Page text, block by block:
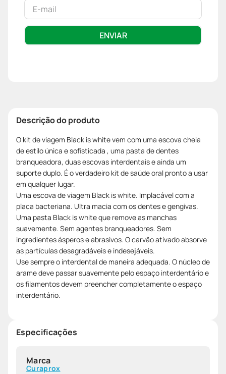
ENVIAR
Descrição do produto
O kit de viagem Black is white vem com uma escova cheia
de estilo única e sofisticada , uma pasta de dentes
branqueadora, duas escovas interdentais e ainda um
suporte duplo. É o verdadeiro kit de saúde oral pronto a usar
em qualquer lugar.
Uma escova de viagem Black is white. Implacável com a
placa bacteriana. Ultra macia com os dentes e gengivas.
Uma pasta Black is white que remove as manchas
suavemente. Sem agentes branqueadores. Sem
ingredientes ásperos e abrasivos. O carvão ativado absorve
as partículas desagradáveis e indesejáveis.
Use sempre o interdental de maneira adequada. O núcleo de
arame deve passar suavemente pelo espaço interdentário e
os filamentos devem preencher completamente o espaço
interdentário.
Especificações
Marca
Curaprox